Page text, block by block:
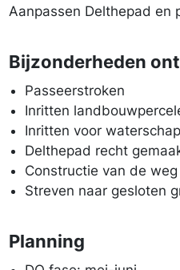
Aanpassen Delthepad en
Bijzonderheden
Passeerstroken
Inritten
Inritten voor waterschap
Delthepad recht
Constructie van de weg
Streven naar gesloten
Planning